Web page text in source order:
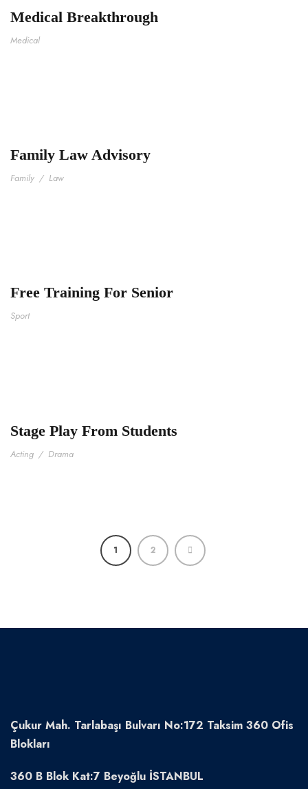
Medical Breakthrough
Medical
Family Law Advisory
Family / Law
Free Training For Senior
Sport
Stage Play From Students
Acting / Drama
1 2
Çukur Mah. Tarlabaşı Bulvarı No:172 Taksim 360 Ofis
Blokları
360 B Blok Kat:7 Beyoğlu İSTANBUL